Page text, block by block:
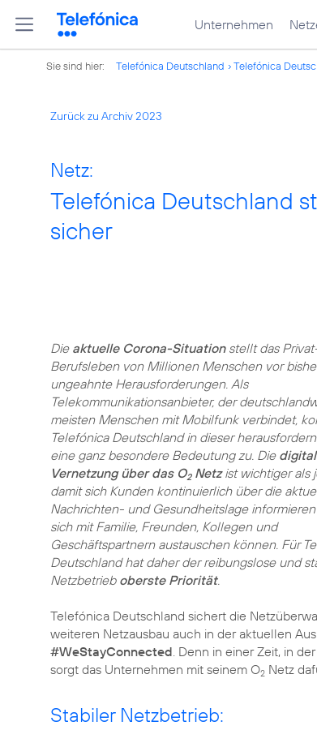
Unternehmen
Sie sind hier: Telefónica Deutschland Telefónica
Zurück zu Archiv 2023
Netz:
Telefónica Deutschland
sicher
Die aktuelle Corona-Situationstellt das
Berufsleben von Millionen Menschen vor
ungeahnte Herausforderungen. Als
Telekommunikationsanbieter, der
meisten Menschen mit Mobilfunk verbindet,
Telefónica Deutschland in dieser
eine ganz besondere Bedeutung zu. Die
Vernetzung über das O2Netzist wichtiger als
damit sich Kunden kontinuierlich über die
Nachrichten- und Gesundheitslage
sich mit Familie, Freunden, Kollegen und
Geschäftspartnern austauschen können. Für
Deutschland hat daher der reibungslose und
Netzbetrieb oberste Priorität.
Telefónica Deutschland sichert die
weiteren Netzausbau auch in der aktuellen
#WeStayConnected. Denn in einer Zeit, in
sorgt das Unternehmen mit seinem O2 Netz
Stabiler Netzbetrieb: